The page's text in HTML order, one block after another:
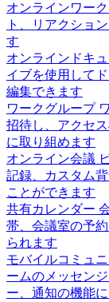
オンラインワー
ト、リアクショ
す
オンラインドキ
イブを使用して
編集できます
ワークグループ
招待し、アクセ
に取り組めます
オンライン会議
記録、カスタム
ことができます
共有カレンダー
帯、会議室の予
られます
モバイルコミュ
ームのメッセン
ー、通知の機能